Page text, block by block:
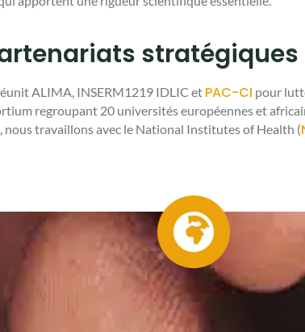
stratégiques
ALIMA, INSERM1219 IDLIC et PAC-CI pour
regroupant 20 universités européennes et
nous travaillons avec le National Institutes of Health (